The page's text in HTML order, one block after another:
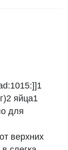
яйца1
для
верхних